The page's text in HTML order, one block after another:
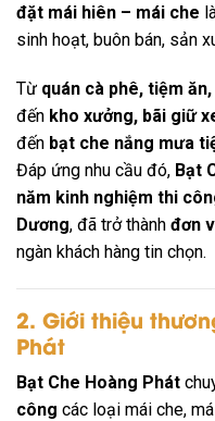
đặt mái hiên – mái che
sinh hoạt, buôn bán, sản
Từ quán cà phê, tiệm
đến kho xưởng, bãi giữ
đến bạt che nắng mưa
Đáp ứng nhu cầu đó, Bạt
năm kinh nghiệm thi
Dương, đã trở thành đơn
ngàn khách hàng tin chọn.
2. Giới thiệu
Phát
Bạt Che Hoàng Phát
công các loại mái che,